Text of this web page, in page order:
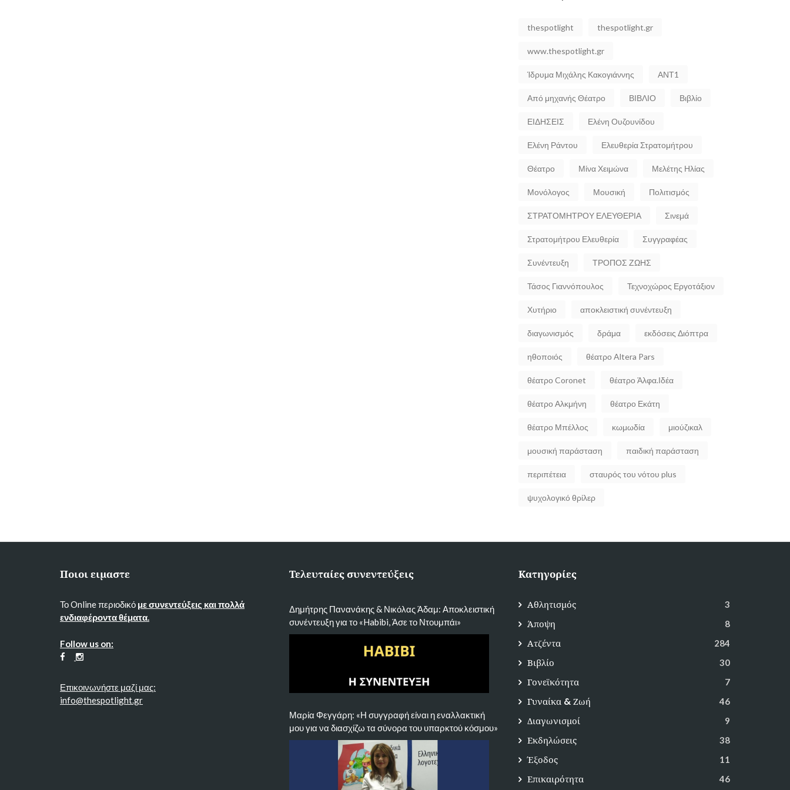
thespotlight thespotlight.gr
www.thespotlight.gr
Ίδρυμα Μιχάλης Κακογιάννης ΑΝΤ1
Από μηχανής Θέατρο ΒΙΒΛΙΟ Βιβλίο
ΕΙΔΗΣΕΙΣ Ελένη Ουζουνίδου
Ελένη Ράντου Ελευθερία Στρατομήτρου
Θέατρο Μίνα Χειμώνα Μελέτης Ηλίας
Μονόλογος Μουσική Πολιτισμός
ΣΤΡΑΤΟΜΗΤΡΟΥ ΕΛΕΥΘΕΡΙΑ Σινεμά
Στρατομήτρου Ελευθερία Συγγραφέας
Συνέντευξη ΤΡΟΠΟΣ ΖΩΗΣ
Τάσος Γιαννόπουλος Τεχνοχώρος Εργοτάξιον
Χυτήριο αποκλειστική συνέντευξη
διαγωνισμός δράμα εκδόσεις Διόπτρα
ηθοποιός θέατρο Altera Pars
θέατρο Coronet θέατρο Άλφα.Ιδέα
θέατρο Αλκμήνη θέατρο Εκάτη
θέατρο Μπέλλος κωμωδία μιούζικαλ
μουσική παράσταση παιδική παράσταση
περιπέτεια σταυρός του νότου plus
ψυχολογικό θρίλερ
Ποιοι ειμαστε
Το Online περιοδικό με συνεντεύξεις και πολλά
ενδιαφέροντα θέματα.
Follow us on:
Επικοινωνήστε μαζί μας:
info@thespotlight.gr
Τελευταίες συνεντεύξεις
Δημήτρης Πανανάκης & Νικόλας Άδαμ: Αποκλειστική
συνέντευξη για το «Habibi, Άσε το Ντουμπάι»
Μαρία Φεγγάρη: «Η συγγραφή είναι η εναλλακτική
μου για να διασχίζω τα σύνορα του υπαρκτού κόσμου»
Κατηγορίες
Αθλητισμός 3
Άποψη 8
Ατζέντα 284
Βιβλίο 30
Γονεϊκότητα 7
Γυναίκα & Ζωή 46
Διαγωνισμοί 9
Εκδηλώσεις 38
Έξοδος 11
Επικαιρότητα 46